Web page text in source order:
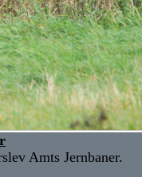
Amts Jernbaner.